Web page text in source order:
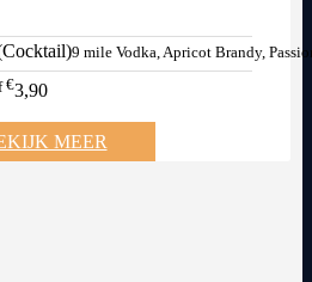
9 mile Vodka, Apricot Brandy,
€3,90
MEER